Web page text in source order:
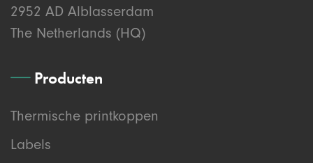
2952 AD Alblasserdam
The Netherlands (HQ)
Producten
Thermische printkoppen
Labels